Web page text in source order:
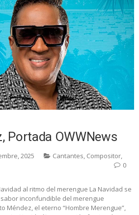
Portada OWWNews
2025 Cantantes, Compositor,
0
al ritmo del merengue La Navidad se
inconfundible del merengue
Méndez, el eterno “Hombre Merengue”,